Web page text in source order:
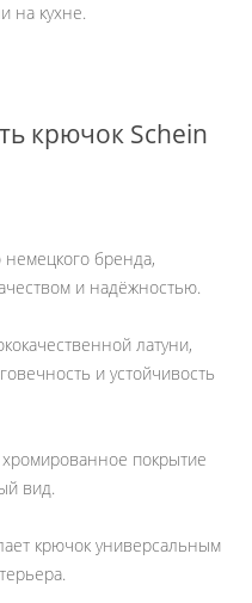
на кухне.
крючок Schein
немецкого бренда,
и надёжностью.
латуни,
и устойчивость
покрытие
вид.
крючок универсальным